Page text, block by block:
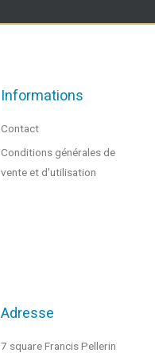
Informations
Contact
Conditions générales de
vente et d'utilisation
Adresse
7 square Francis Pellerin